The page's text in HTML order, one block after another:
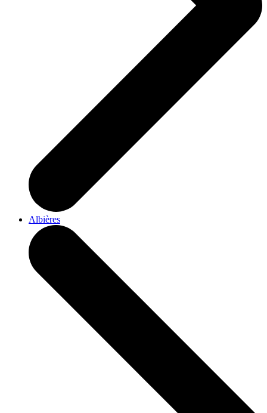
Albières